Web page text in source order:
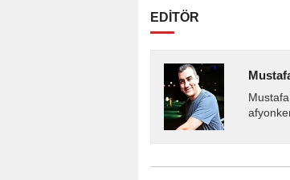
EDİTÖR